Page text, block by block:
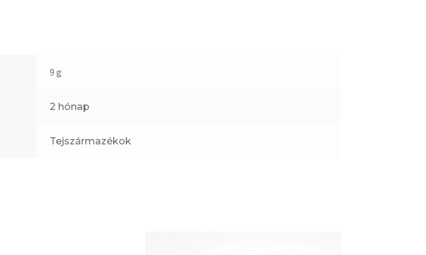
9 g
2 hónap
Tejszármazékok